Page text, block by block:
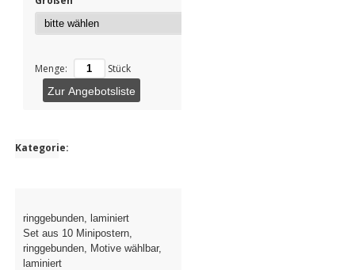
Menge: Stück
Zur Angebotsliste
Kategorie:
ringgebunden, laminiert
Set aus 10 Minipostern,
ringgebunden, Motive wählbar,
laminiert